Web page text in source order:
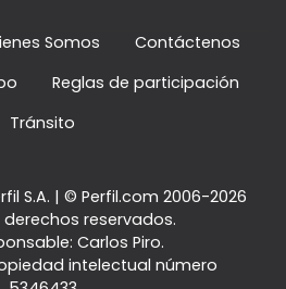
Somos
Contáctenos
Reglas de participación
Tránsito
S.A. | © Perfil.com 2006-2026
reservados.
Carlos Piro.
intelectual número